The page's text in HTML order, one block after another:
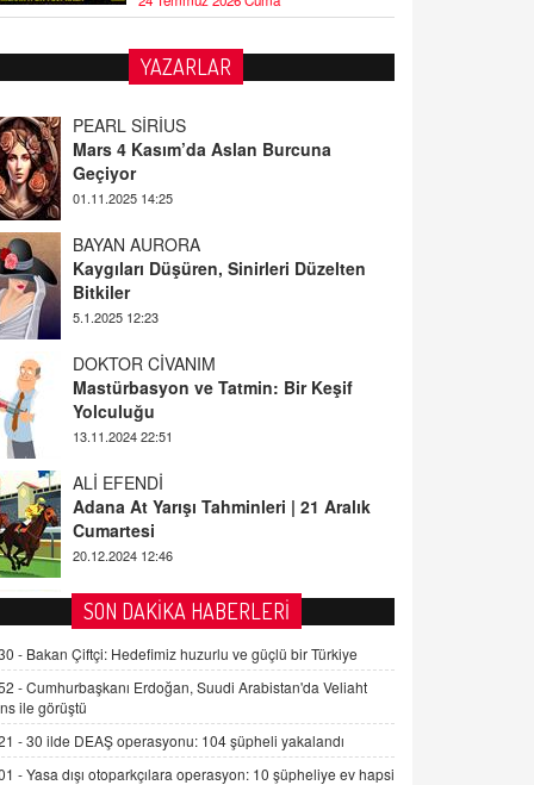
YAZARLAR
BAYAN AURORA
Kaygıları Düşüren, Sinirleri Düzelten
Bitkiler
5.1.2025 12:23
DOKTOR CİVANIM
Mastürbasyon ve Tatmin: Bir Keşif
Yolculuğu
13.11.2024 22:51
ALİ EFENDİ
Adana At Yarışı Tahminleri | 21 Aralık
Cumartesi
20.12.2024 12:46
TUTKUNUN PERİSİ
Sağlıklı Bir Cinsel Yaşam ile İlgili
Bilinmesi Gerekenler
08.11.2024 13:16
FARUK ÖNALAN
Tezkere Onaylanmasaydı…
2 Kasım 2021 Salı 00:11
AV. DOĞAN CAN DOĞAN
Kişisel verilerin korunması ve dijital
hukukun gelişimi
SON DAKİKA HABERLERİ
- Bakan Çiftçi: Hedefimiz huzurlu ve güçlü bir Türkiye
-Cumhurbaşkanı Erdoğan, Suudi Arabistan'da Veliaht
ile görüştü
-30 ilde DEAŞ operasyonu: 104 şüpheli yakalandı
-Yasa dışı otoparkçılara operasyon: 10 şüpheliye ev hapsi